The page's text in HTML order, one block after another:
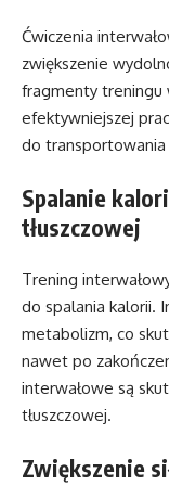
Ćwiczenia
zwiększenie
fragmenty treningu
efektywniejszej
do
Spalanie
tłuszczowej
Trening
do spalania kalorii.
metabolizm, co
nawet po
interwałowe są
tłuszczowej.
Zwiększenie